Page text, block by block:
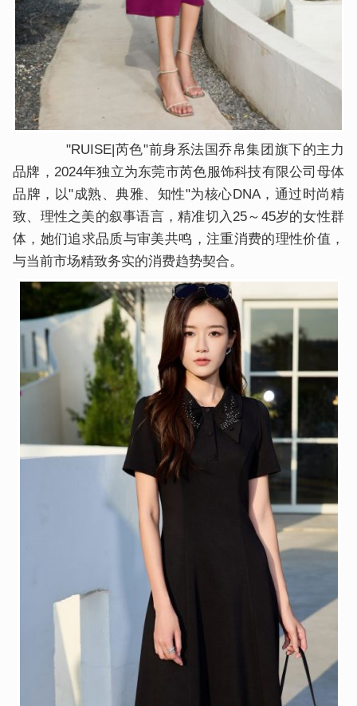
"RUISE|芮色"前身系法国乔帛集团旗下的主力
品牌，2024年独立为东莞市芮色服饰科技有限公司母体
品牌，以"成熟、典雅、知性"为核心DNA，通过时尚精
致、理性之美的叙事语言，精准切入25～45岁的女性群
体，她们追求品质与审美共鸣，注重消费的理性价值，
与当前市场精致务实的消费趋势契合。